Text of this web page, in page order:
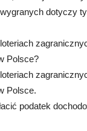
dotyczy
Polsce?
Polsce.
podatek